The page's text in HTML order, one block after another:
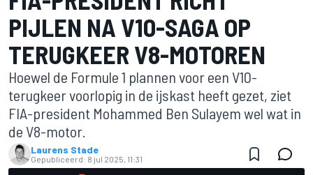
PIJLEN NA V10-SAGA OP
TERUGKEER V8-MOTOREN
Hoewel de Formule 1 plannen voor een V10-
terugkeer voorlopig in de ijskast heeft gezet, ziet
FIA-president Mohammed Ben Sulayem wel wat in
de V8-motor.
Laurens Stade
Gepubliceerd: 8 jul 2025, 11:31